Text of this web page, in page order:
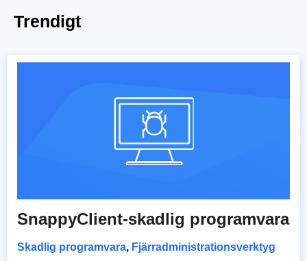
Trendigt
SnappyClient-skadlig programvara
Skadlig programvara, Fjärradministrationsverktyg